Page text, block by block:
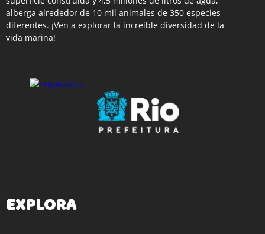
alberga alrededor de 10 mil animales de 350 especies
diferentes. ¡Ven a explorar la increíble diversidad de la
vida marina!
EXPLORA